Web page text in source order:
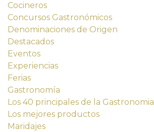
Cocineros
Concursos Gastronómicos
Denominaciones de Origen
Destacados
Eventos
Experiencias
Ferias
Gastronomía
Los 40 principales de la Gastronomia
Los mejores productos
Maridajes